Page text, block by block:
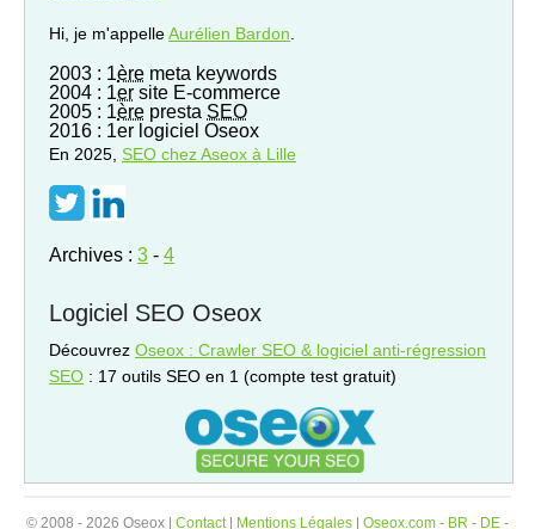
Hi, je m'appelleAurélien Bardon
2003 : 1ère meta keywords
2004 : 1er site E-commerce
2005 : 1ère presta SEO
2016 : 1er logiciel Oseox
En 2025, SEO chez Aseox à Lille
Archives : 3 - 4
Logiciel SEO Oseox
Découvrez Oseox : Crawler SEO & logiciel anti-régression
SEO : 17 outils SEO en 1 (compte test gratuit)
© 2008 - 2026 Oseox | Contact| Mentions Légales Oseox.com - BR - DE -